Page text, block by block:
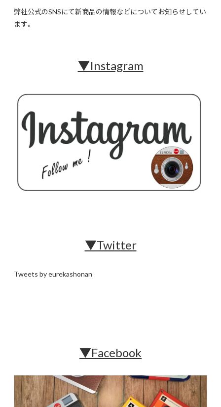
弊社公式のSNSにて新商品の情報などについてお知らせしてい
ます。
▼Instagram
▼Twitter
Tweets by eurekashonan
▼Facebook